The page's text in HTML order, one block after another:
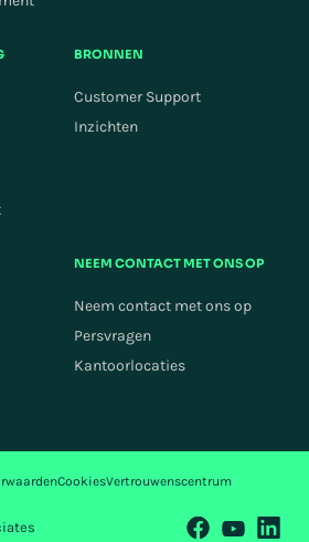
BRONNEN
Customer Support
Inzichten
NEEM CONTACT MET ONS OP
Neem contact met ons op
Persvragen
Kantoorlocaties
CookiesVertrouwenscentrum